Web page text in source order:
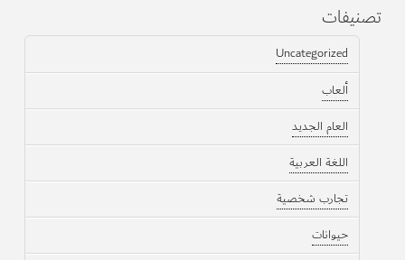
تصنيفات
Uncategorized
ألعاب
العام الجديد
اللغة العربية
تجارب شخصية
حيوانات